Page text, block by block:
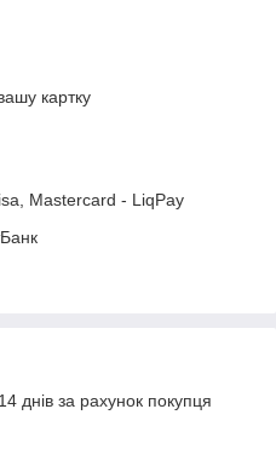
картку
Mastercard - LiqPay
днів за рахунок покупця